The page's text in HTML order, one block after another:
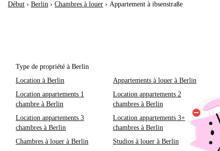
Début › Berlin › Chambres à louer › Appartement à ibsenstraße
Type de propriété à Berlin
Location à Berlin
Appartements à louer à Berlin
Location appartements 1
chambre à Berlin
Location appartements 2
chambres à Berlin
Location appartements 3
chambres à Berlin
Location appartements 3+
chambres à Berlin
Chambres à louer à Berlin
Studios à louer à Berlin